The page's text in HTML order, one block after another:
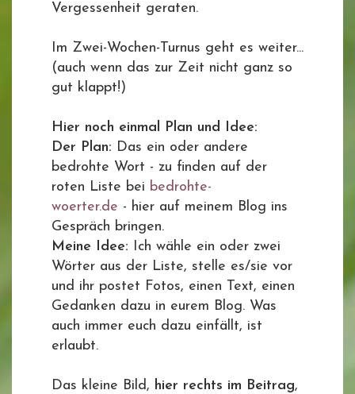
Vergessenheit geraten.
Im Zwei-Wochen-Turnus geht es weiter...
(auch wenn das zur Zeit nicht ganz so
gut klappt!)
Hier noch einmal Plan und Idee:
Der Plan: Das ein oder andere
bedrohte Wort - zu finden auf der
roten Liste bei bedrohte-
woerter.de - hier auf meinem Blog ins
Gespräch bringen.
Meine Idee: Ich wähle ein oder zwei
Wörter aus der Liste, stelle es/sie vor
und ihr postet Fotos, einen Text, einen
Gedanken dazu in eurem Blog. Was
auch immer euch dazu einfällt, ist
erlaubt.
Das kleine Bild, hier rechts im Beitrag,